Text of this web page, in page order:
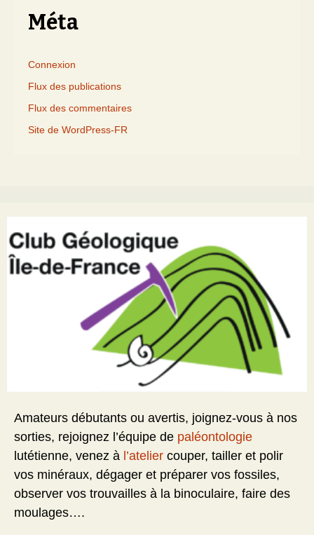
Méta
Connexion
Flux des publications
Flux des commentaires
Site de WordPress-FR
Amateurs débutants ou avertis, joignez-vous à nos
sorties, rejoignez l’équipe de paléontologie
lutétienne, venez à l’atelier couper, tailler et polir
vos minéraux, dégager et préparer vos fossiles,
observer vos trouvailles à la binoculaire, faire des
moulages….